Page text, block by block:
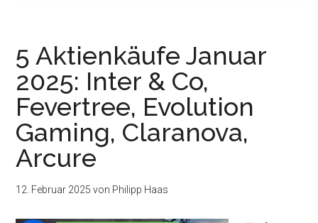
5 Aktienkäufe Januar
2025: Inter & Co,
Fevertree, Evolution
Gaming, Claranova,
Arcure
12. Februar 2025 von Philipp Haas